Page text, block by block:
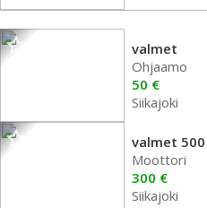
valmet
Ohjaamo
50 €
Siikajoki
valmet 500
Moottori
300 €
Siikajoki